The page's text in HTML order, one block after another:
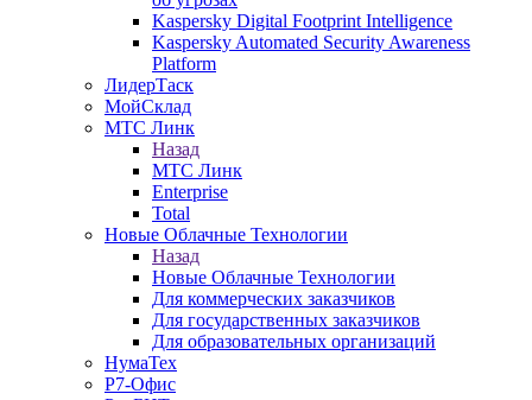
Kaspersky Digital Footprint Intelligence
Kaspersky Automated Security Awareness
Platform
ЛидерТаск
МойСклад
МТС Линк
Назад
МТС Линк
Enterprise
Total
Новые Облачные Технологии
Назад
Новые Облачные Технологии
Для коммерческих заказчиков
Для государственных заказчиков
Для образовательных организаций
НумаТех
Р7-Офис